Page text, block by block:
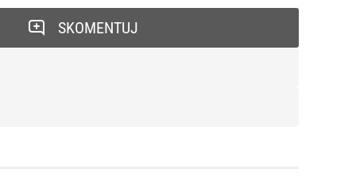
SKOMENTUJ